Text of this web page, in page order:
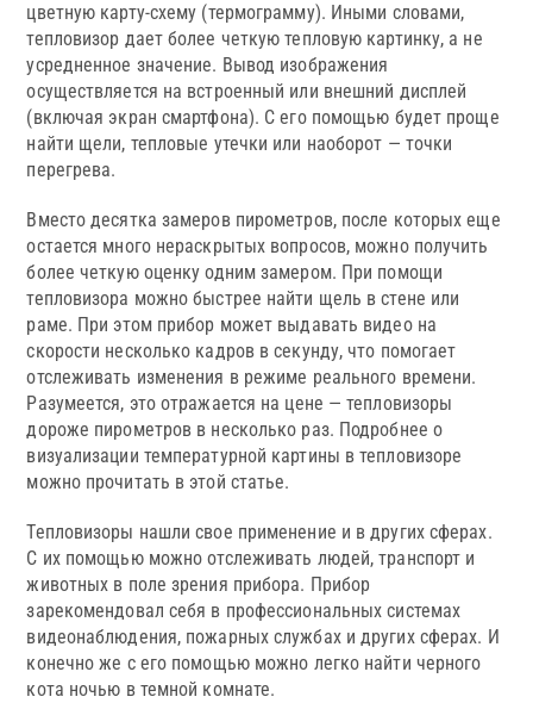
цветную карту-схему (термограмму). Иными словами,
тепловизор дает более четкую тепловую картинку, а не
усредненное значение. Вывод изображения
осуществляется на встроенный или внешний дисплей
(включая экран смартфона). С его помощью будет проще
найти щели, тепловые утечки или наоборот — точки
перегрева.
Вместо десятка замеров пирометров, после которых еще
остается много нераскрытых вопросов, можно получить
более четкую оценку одним замером. При помощи
тепловизора можно быстрее найти щель в стене или
раме. При этом прибор может выдавать видео на
скорости несколько кадров в секунду, что помогает
отслеживать изменения в режиме реального времени.
Разумеется, это отражается на цене — тепловизоры
дороже пирометров в несколько раз. Подробнее о
визуализации температурной картины в тепловизоре
можно прочитать в этой статье.
Тепловизоры нашли свое применение и в других сферах.
С их помощью можно отслеживать людей, транспорт и
животных в поле зрения прибора. Прибор
зарекомендовал себя в профессиональных системах
видеонаблюдения, пожарных службах и других сферах. И
конечно же с его помощью можно легко найти черного
кота ночью в темной комнате.